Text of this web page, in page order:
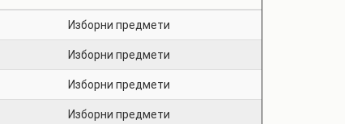
Изборни предмети
Изборни предмети
Изборни предмети
Изборни предмети